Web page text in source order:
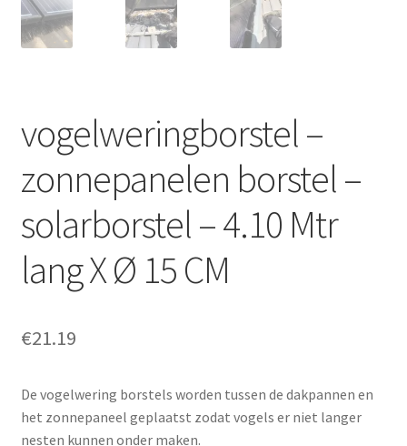
Winkelmand
vogelweringborstel –
zonnepanelen borstel –
solarborstel – 4.10 Mtr
lang X Ø 15 CM
€21.19
De vogelwering borstels worden tussen de dakpannen en
het zonnepaneel geplaatst zodat vogels er niet langer
nesten kunnen onder maken.